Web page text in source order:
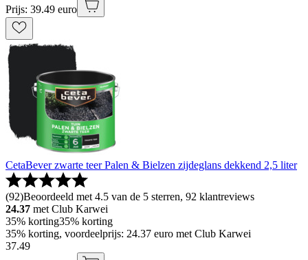
Prijs: 39.49 euro
CetaBever zwarte teer Palen & Bielzen zijdeglans dekkend 2,5 liter
(92)Beoordeeld met 4.5 van de 5 sterren, 92 klantreviews
24.37 met Club Karwei
35% korting35% korting
35% korting, voordeelprijs: 24.37 euro met Club Karwei
37.49